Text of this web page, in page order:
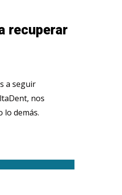
recuperar
a seguir
nos
lo demás.